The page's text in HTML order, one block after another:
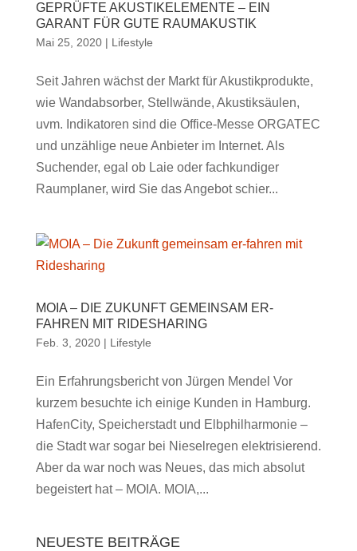
GEPRÜFTE AKUSTIKELEMENTE – EIN
GARANT FÜR GUTE RAUMAKUSTIK
Mai 25, 2020| Lifestyle
Seit Jahren wächst der Markt für Akustikprodukte,
wie Wandabsorber, Stellwände, Akustiksäulen,
uvm. Indikatoren sind die Office-Messe ORGATEC
und unzählige neue Anbieter im Internet. Als
Suchender, egal ob Laie oder fachkundiger
Raumplaner, wird Sie das Angebot schier...
MOIA – DIE ZUKUNFT GEMEINSAM ER-
FAHREN MIT RIDESHARING
Feb. 3, 2020| Lifestyle
Ein Erfahrungsbericht von Jürgen Mendel Vor
kurzem besuchte ich einige Kunden in Hamburg.
HafenCity, Speicherstadt und Elbphilharmonie –
die Stadt war sogar bei Nieselregen elektrisierend.
Aber da war noch was Neues, das mich absolut
begeistert hat – MOIA. MOIA,...
NEUESTE BEITRÄGE